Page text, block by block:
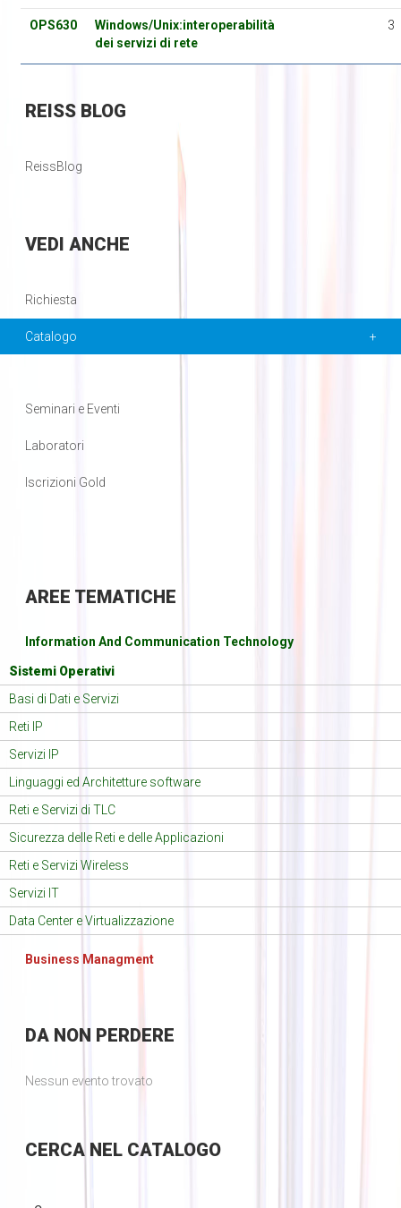
OPS630
Windows/Unix:interoperabilità
dei servizi di rete
3
REISSBLOG
ReissBlog
VEDI ANCHE
Richiesta
Catalogo
Seminari e Eventi
Laboratori
Iscrizioni Gold
AREE TEMATICHE
Information And Communication Technology
Sistemi Operativi
Basi di Dati e Servizi
Reti IP
Servizi IP
Linguaggi ed Architetture software
Reti e Servizi di TLC
Sicurezza delle Reti e delle Applicazioni
Reti e Servizi Wireless
Servizi IT
Data Center e Virtualizzazione
Business Managment
DANON PERDERE
Nessun evento trovato
CERCANEL CATALOGO